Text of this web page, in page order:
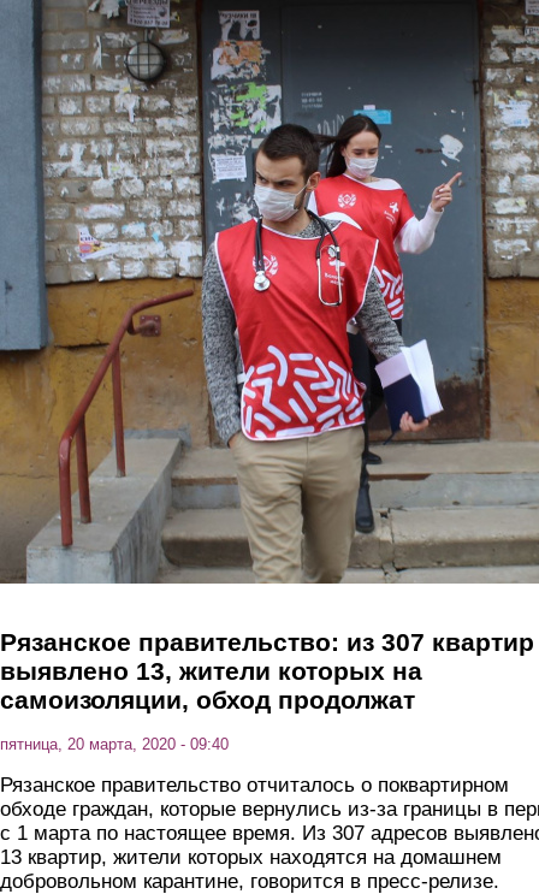
Перейти к основному содержанию
Рязанское правительство: из 307 квартир
выявлено 13, жители которых на
самоизоляции, обход продолжат
пятница, 20 марта, 2020 - 09:40
Рязанское правительство отчиталось о поквартирном
обходе граждан, которые вернулись из-за границы в
с 1 марта по настоящее время. Из 307 адресов
13 квартир, жители которых находятся на домашнем
добровольном карантине, говорится в пресс-релизе.